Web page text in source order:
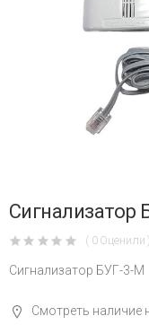
Сигнализатор
( 0 Оценили )
Сигнализатор БУГ-3-М
Смотреть наличие